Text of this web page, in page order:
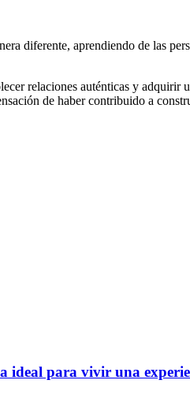
diferente, aprendiendo de las
relaciones auténticas y
de haber contribuido a
ideal para vivir una